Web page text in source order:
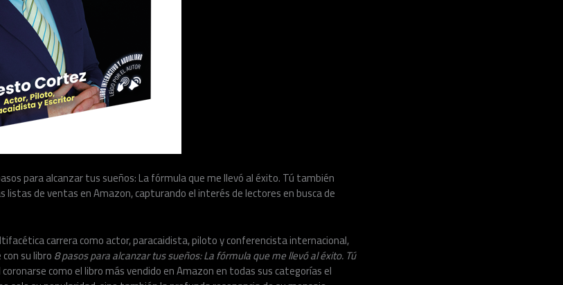
para alcanzar tus sueños: La fórmula que me llevó al éxito. Tú también
listas de ventas en Amazon, capturando el interés de lectores en busca de
carrera como actor, paracaidista, piloto y conferencista internacional,
su libro8 pasos para alcanzar tus sueños: La fórmula que me llevó al éxito. Tú
coronarse como el libro más vendido en Amazon en todas sus categorías el